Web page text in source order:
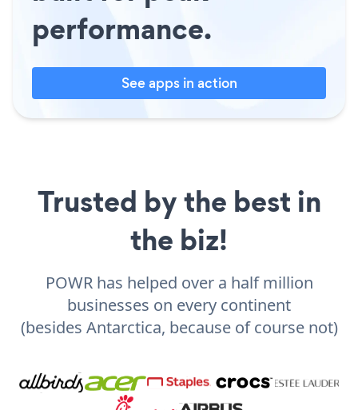
performance.
See apps in action
Trusted by the best in
the biz!
POWR has helped over a half million
businesses on every continent
(besides Antarctica, because of course not)